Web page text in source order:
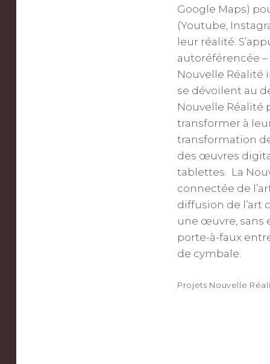
Google Maps)
(Youtube,
leur réalité.
autoréférencée –
Nouvelle
se dévoilent au
Nouvelle Réalité
transformer à
transformation
des œuvres
tablettes. La
connectée de
diffusion de l’art
une œuvre, sans
porte-à-faux
de cymbale.
Projets Nouvelle